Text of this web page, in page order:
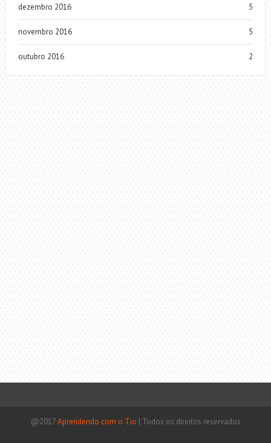
dezembro 2016 5
novembro 2016 5
outubro 2016 2
@2017Aprendendo com o Tio | Todos os direitos reservados